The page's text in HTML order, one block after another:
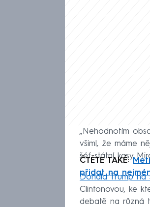
„Nehodnotím
všiml, že máme
šéf státní kasy
ČTĚTE TAKÉ:
přidat na
Donald Trump na
Clintonovou, ke
debatě na různá